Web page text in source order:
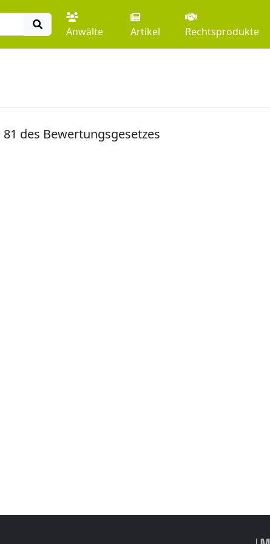
Anwälte Artikel Rechtsprodukte
des Bewertungsgesetzes